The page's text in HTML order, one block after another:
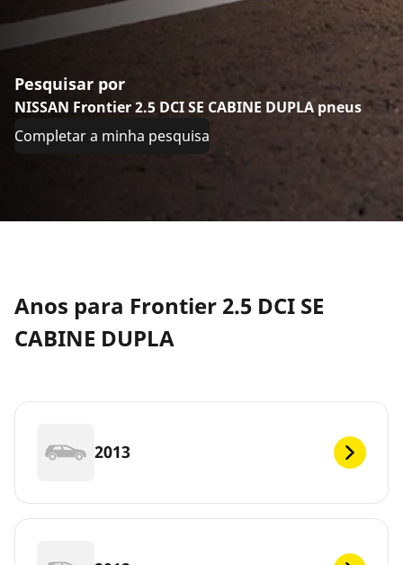
Pesquisar por
NISSAN Frontier 2.5 DCI SE CABINE DUPLA pneus
Completar a minha pesquisa
Anos para Frontier 2.5 DCI SE
CABINE DUPLA
2013